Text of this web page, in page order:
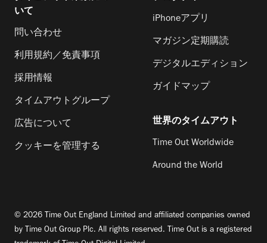
いて
問い合わせ
利用規約／免責事項
採用情報
タイムアウトグループ
広告について
クッキーを管理する
iPhoneアプリ
マガジン定期購読
デジタルエディション
ガイドマップ
世界のタイムアウト
Time Out Worldwide
Around the World
© 2026 Time Out England Limited and affiliated companies owned
by Time Out Group Plc. All rights reserved. Time Out is a registered